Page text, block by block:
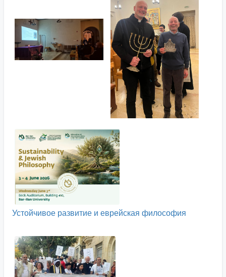
Устойчивое развитие и еврейская философия